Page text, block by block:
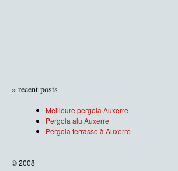
» recent posts
Meilleure pergola Auxerre
Pergola alu Auxerre
Pergola terrasse à Auxerre
© 2008